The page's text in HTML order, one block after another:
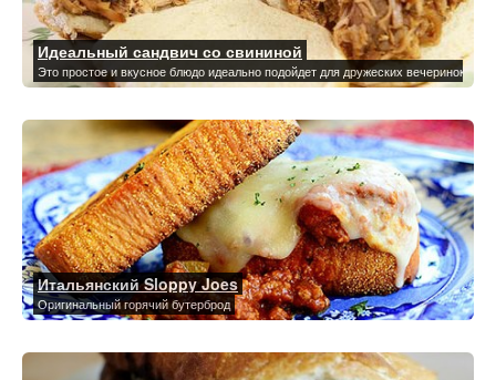
Идеальный сандвич со свининой
Это простое и вкусное блюдо идеально подойдет для дружеских вечеринок и
Итальянский Sloppy Joes
Оригинальный горячий бутерброд